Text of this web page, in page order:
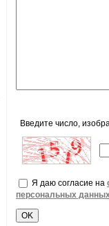
Введите число,
Я даю согласие на
персональных